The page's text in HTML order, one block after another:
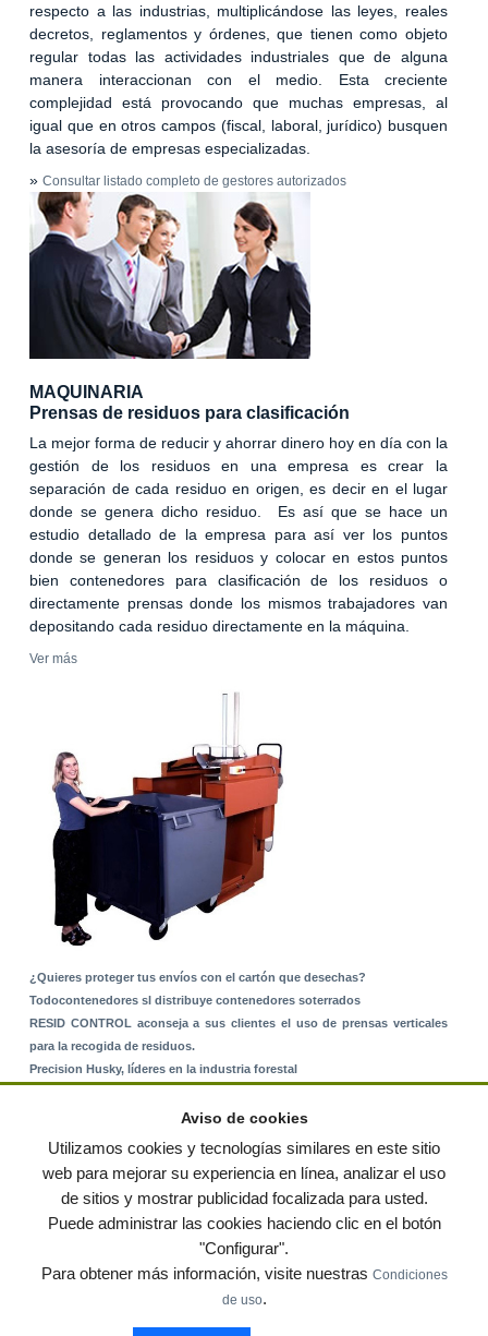
respecto a las industrias, multiplicándose las leyes, reales
decretos, reglamentos y órdenes, que tienen como objeto
regular todas las actividades industriales que de alguna
manera interaccionan con el medio. Esta creciente
complejidad está provocando que muchas empresas, al
igual que en otros campos (fiscal, laboral, jurídico) busquen
la asesoría de empresas especializadas.
» Consultar listado completo de gestores autorizados
MAQUINARIA
Prensas de residuos para clasificación
La mejor forma de reducir y ahorrar dinero hoy en día con la
gestión de los residuos en una empresa es crear la
separación de cada residuo en origen, es decir en el lugar
donde se genera dicho residuo. Es así que se hace un
estudio detallado de la empresa para así ver los puntos
donde se generan los residuos y colocar en estos puntos
bien contenedores para clasificación de los residuos o
directamente prensas donde los mismos trabajadores van
depositando cada residuo directamente en la máquina.
Ver más
¿Quieres proteger tus envíos con el cartón que desechas?
Todocontenedores sl distribuye contenedores soterrados
RESID CONTROL aconseja a sus clientes el uso de prensas verticales
para la recogida de residuos.
Precision Husky, líderes en la industria forestal
© residuos.com - Todos los derechos reservados Política de privacidad
Condiciones de uso|Contacto |Editores|Mapa web|Preguntas frecuentes|Publica
tus anuncios gratis!
Muebles de terraza y jardin Notas de prensa
Aviso de cookies
Utilizamos cookies y tecnologías similares en este sitio
web para mejorar su experiencia en línea, analizar el uso
de sitios y mostrar publicidad focalizada para usted.
Puede administrar las cookies haciendo clic en el botón
"Configurar".
Para obtener más información, visite nuestras Condiciones
de uso.